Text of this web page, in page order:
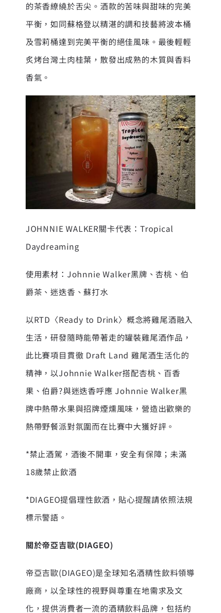
的茶香繚繞於舌尖。酒款的苦味與甜味的完美
平衡，如同蘇格登以精湛的調和技藝將波本桶
及雪莉桶達到完美平衡的絕佳風味。最後輕輕
炙烤台灣土肉桂葉，散發出成熟的木質與香料
香氣。
JOHNNIE WALKER關卡代表：Tropical
Daydreaming
使用素材：Johnnie Walker黑牌、杏桃、伯
爵茶、迷迭香、蘇打水
以RTD〈Ready to Drink〉概念將雞尾酒融入
生活，研發隨時能帶著走的罐裝雞尾酒作品，
此比賽項目貫徹 Draft Land 雞尾酒生活化的
精神，以Johnnie Walker搭配杏桃、百香
果、伯爵?與迷迭香呼應 Johnnie Walker黑
牌中熱帶水果與招牌煙燻風味，營造出歡樂的
熱帶野餐派對氛圍而在比賽中大獲好評。
*禁止酒駕，酒後不開車，安全有保障；未滿
18歲禁止飲酒
*DIAGEO提倡理性飲酒，貼心提醒請依照法規
標示警語。
關於帝亞吉歐(DIAGEO)
帝亞吉歐(DIAGEO)是全球知名酒精性飲料領導
廠商，以全球性的視野與尊重在地需求及文
化，提供消費者一流的酒精飲料品牌，包括約